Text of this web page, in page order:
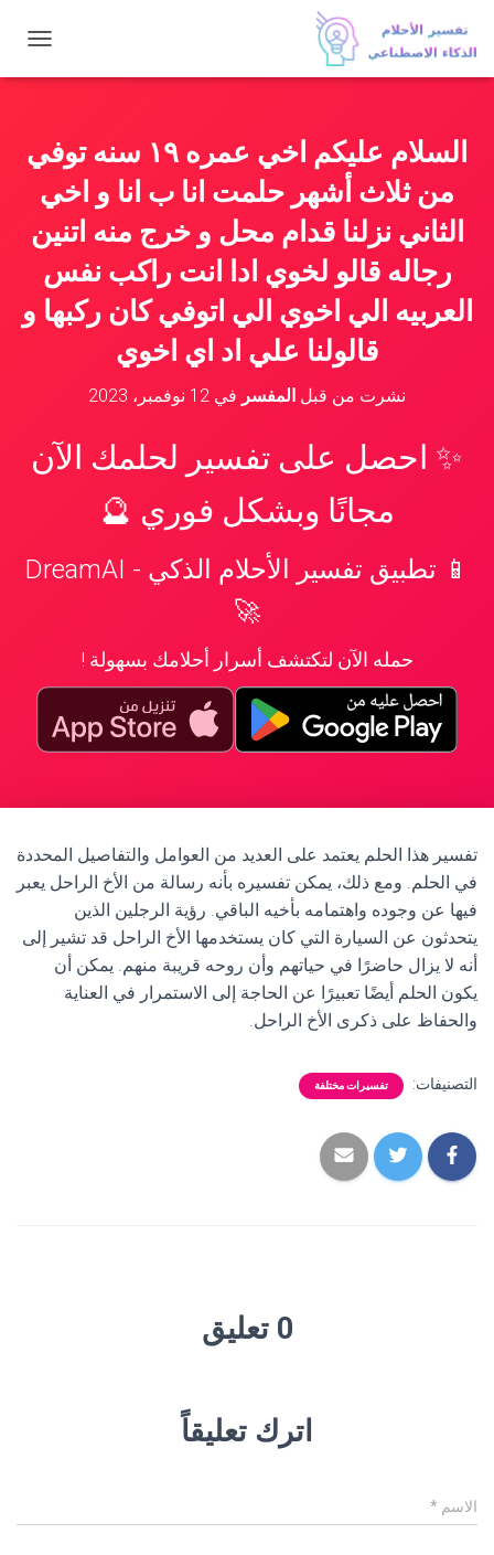
ب
ا
ق
السلام عليكم اخي عمره ١٩ سنه توفي
من ثلاث أشهر حلمت انا ب انا و اخي
الثاني نزلنا قدام محل و خرج منه اتنين
رجاله قالو لخوي ادا انت راكب نفس
العربيه الي اخوي الي اتوفي كان ركبها و
قالولنا علي اد اي اخوي
نشرت من قبل المفسر في 12 نوفمبر، 2023
✨ احصل على تفسير لحلمك الآن
مجانًا وبشكل فوري 🔮
📱 تطبيق تفسير الأحلام الذكي - DreamAI
🚀
حمله الآن لتكتشف أسرار أحلامك بسهولة !
تفسير هذا الحلم يعتمد على العديد من العوامل والتفاصيل المحددة
في الحلم. ومع ذلك، يمكن تفسيره بأنه رسالة من الأخ الراحل يعبر
فيها عن وجوده واهتمامه بأخيه الباقي. رؤية الرجلين الذين
يتحدثون عن السيارة التي كان يستخدمها الأخ الراحل قد تشير إلى
أنه لا يزال حاضرًا في حياتهم وأن روحه قريبة منهم. يمكن أن
يكون الحلم أيضًا تعبيرًا عن الحاجة إلى الاستمرار في العناية
والحفاظ على ذكرى الأخ الراحل.
التصنيفات: تفسيرات مختلفة
0 تعليق
اترك تعليقاً
الاسم *